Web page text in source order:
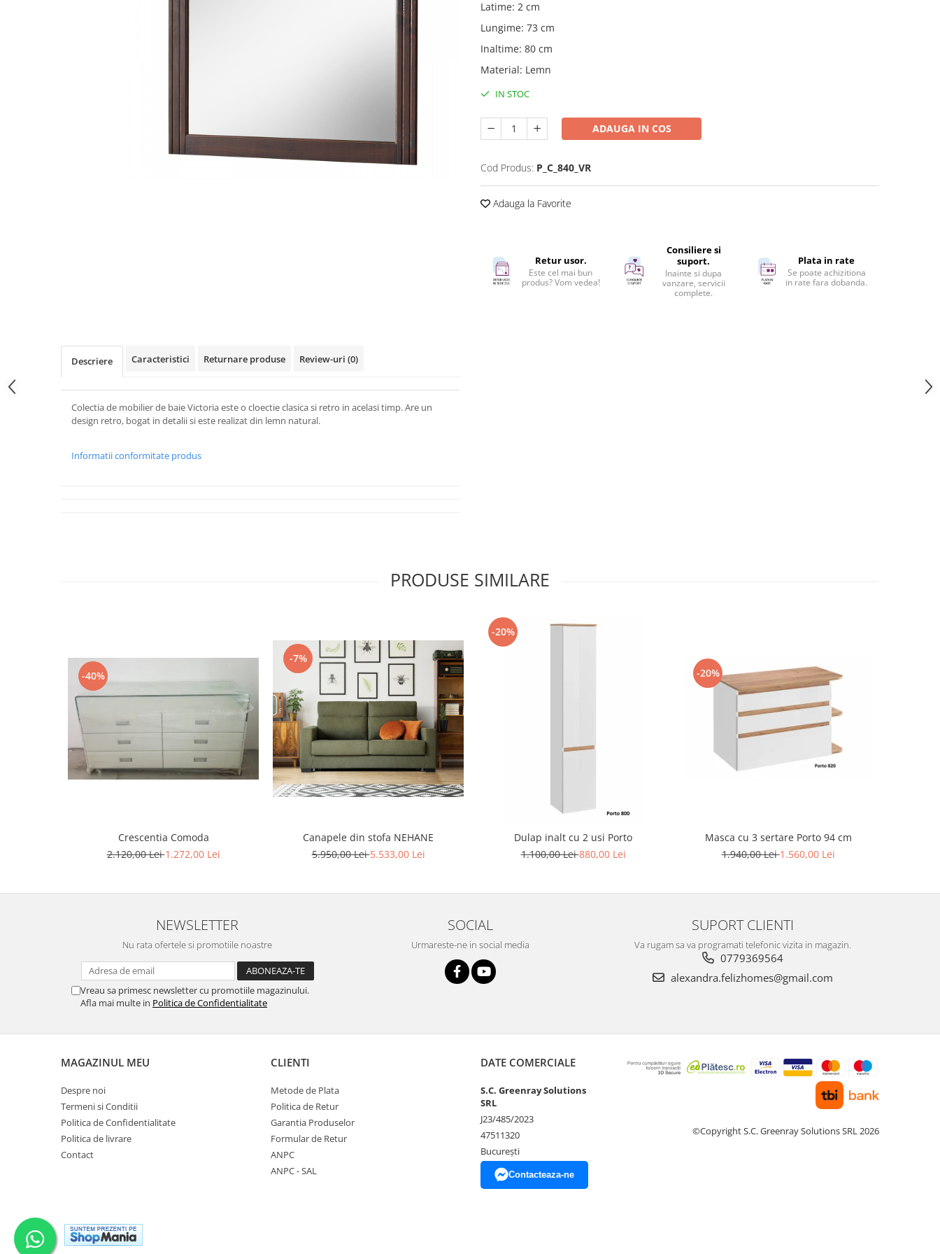
Latime: 2 cm
Lungime: 73 cm
Inaltime: 80 cm
Material: Lemn
IN STOC
ADAUGA IN COS
Cod Produs: P_C_840_VR
Adauga la Favorite
Retur usor.
Este cel mai bun
produs? Vom vedea!
Consiliere si
suport.
Inainte si dupa
vanzare, servicii
complete.
Plata in rate
Se poate achizitiona
in rate fara dobanda.
Descriere Caracteristici Returnare produse Review-uri (0)
Colectia de mobilier de baie Victoria este o cloectie clasica si retro in acelasi timp. Are un
design retro, bogat in detalii si este realizat din lemn natural.
Informatii conformitate produs
PRODUSE SIMILARE
-40%
Crescentia Comoda
2.120,00 Lei1.272,00 Lei
-7%
Canapele din stofa NEHANE
5.950,00 Lei5.533,00 Lei
-20%
Dulap inalt cu 2 usi Porto
1.100,00 Lei880,00 Lei
-20%
Masca cu 3 sertare Porto 94 cm
1.940,00 Lei1.560,00 Lei
NEWSLETTER
Nu rata ofertele si promotiile noastre
Vreau sa primesc newsletter cu promotiile magazinului.
Afla mai multe in Politica de Confidentialitate
SOCIAL
Urmareste-ne in social media
SUPORT CLIENTI
Va rugam sa va programati telefonic vizita in magazin.
0779369564
alexandra.felizhomes@gmail.com
MAGAZINUL MEU
Despre noi
Termeni si Conditii
Politica de Confidentialitate
Politica de livrare
Contact
CLIENTI
Metode de Plata
Politica de Retur
Garantia Produselor
Formular de Retur
ANPC
ANPC - SAL
DATE COMERCIALE
S.C. Greenray Solutions
SRL
J23/485/2023
47511320
București
Contacteaza-ne
©Copyright S.C. Greenray Solutions SRL 2026